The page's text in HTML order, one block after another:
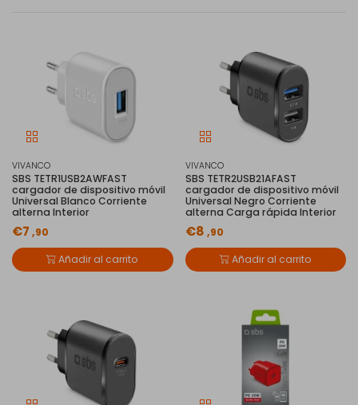
VIVANCO
SBS TETR1USB2AWFAST
cargador de dispositivo móvil
Universal Blanco Corriente
alterna Interior
€7 ,90
Añadir al carrito
VIVANCO
SBS TETR2USB21AFAST
cargador de dispositivo móvil
Universal Negro Corriente
alterna Carga rápida Interior
€8 ,90
Añadir al carrito